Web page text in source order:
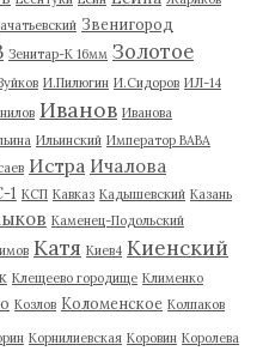
Звенигород
Зенитар-К 16мм Золотое
И.Пилюгин И.Сидоров ИЛ-14
Иванов Иванова
Ильинский Император ВАВА
Истра Ичалова
1 КСП Кавказ Кадышевский Казань
Каменец-Подольский
Катя Киев4 Киенский
Клещеево городище Клименко
Козлов Коломенское Колпаков
Корнилиевская Коровин Королева